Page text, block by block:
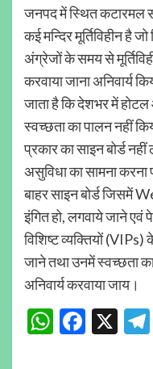
जनपद में स्थित कटारमल
कई मन्दिर मूर्तिविहीन है
अंग्रेजों के समय से
करवाया जाना अनिवार्य
जाता है कि देशभर में
स्वच्छता का पालन नहीं
प्रकार का साइन बोर्ड
असुविधा का सामना
बाहर साइन बोर्ड
इंगित हो, लगवाये जाने एवं
विशिष्ट व्यक्तियों
जाने तथा उनमें स्वच्छता
अनिवार्य करवाया जाय।
X